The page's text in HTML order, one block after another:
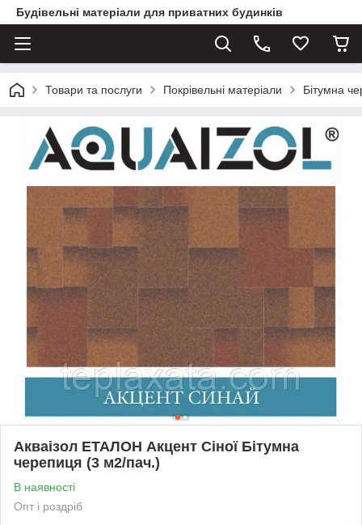
Будівельні матеріали для приватних будинків
Товари та послуги Покрівельні матеріали Бітумна
Акваізол ЕТАЛОН Акцент Сіної Бітумна
черепиця (3 м2/пач.)
В наявності
Опт і роздріб